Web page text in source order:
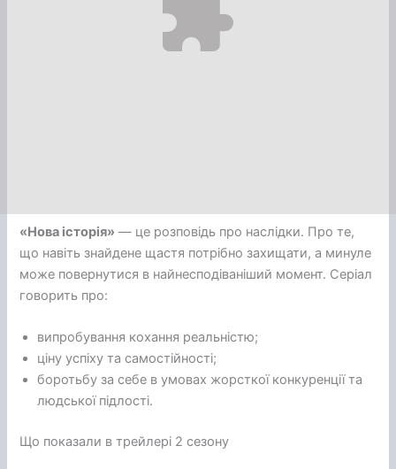
«Нова історія» — це розповідь про наслідки. Про те,
що навіть знайдене щастя потрібно захищати, а минуле
може повернутися в найнесподіваніший момент. Серіал
говорить про:
випробування кохання реальністю;
ціну успіху та самостійності;
боротьбу за себе в умовах жорсткої конкуренції та
людської підлості.
Що показали в трейлері 2 сезону